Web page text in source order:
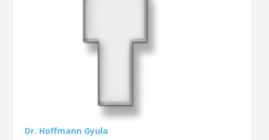
Dr. Hoffmann Gyula